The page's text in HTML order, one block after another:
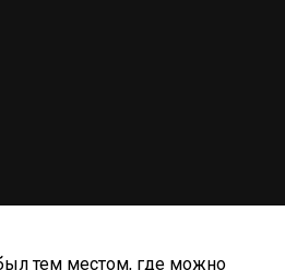
тем местом, где можно